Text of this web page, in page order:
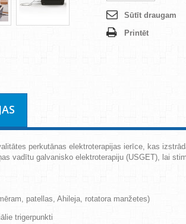
Sūtīt draugam
Printēt
perkutānas elektroterapijas ierīce, kas
vadītu galvanisko elektroterapiju (USGET), lai
patellas, Ahileja, rotatora manžetes)
trigerpunkti